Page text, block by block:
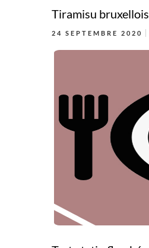
Tiramisu bruxellois
24 SEPTEMBRE 2020